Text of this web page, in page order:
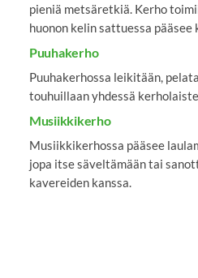
pieniä metsäretkiä. Kerho
huonon kelin sattuessa
Puuhakerho
Puuhakerhossa leikitään,
touhuillaan yhdessä
Musiikkikerho
Musiikkikerhossa pääsee
jopa itse säveltämään tai
kavereiden kanssa.